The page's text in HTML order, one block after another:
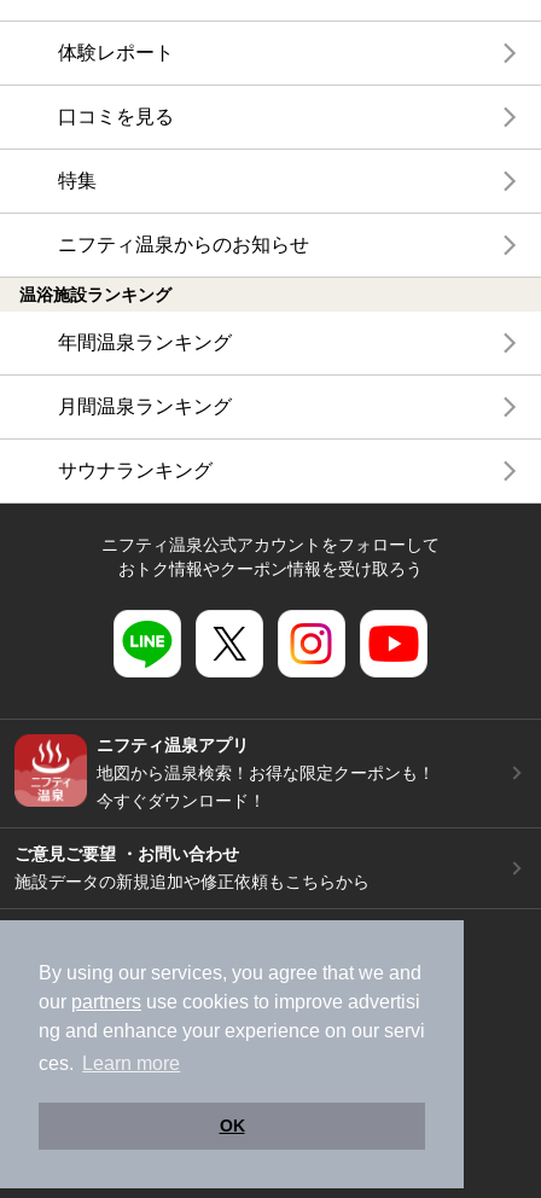
By using our services, you agree that we and
our partners use cookies to improve advertisi
ng and enhance your experience on our servi
ces.
Learn more
OK
体験レポート
口コミを見る
特集
ニフティ温泉からのお知らせ
温浴施設ランキング
年間温泉ランキング
月間温泉ランキング
サウナランキング
ニフティ温泉公式アカウントをフォローして
おトク情報やクーポン情報を受け取ろう
ニフティ温泉アプリ
地図から温泉検索！お得な限定クーポンも！
今すぐダウンロード！
ご意見ご要望 ・お問い合わせ
施設データの新規追加や修正依頼もこちらから
加盟店募集（資料請求）
広告出稿のご案内
利用規約
ライフスタイルMEMBERS+規約
特定商取引法に基づく表記
ヘルプ
採用情報
運営会社